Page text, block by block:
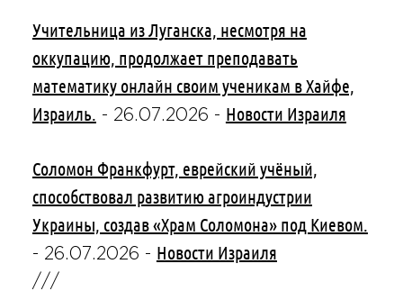
Учительница из Луганска, несмотря на
оккупацию, продолжает преподавать
математику онлайн своим ученикам в Хайфе,
Израиль. - 26.07.2026 - Новости Израиля
Соломон Франкфурт, еврейский учёный,
способствовал развитию агроиндустрии
Украины, создав «Храм Соломона» под Киевом.
- 26.07.2026 - Новости Израиля
///